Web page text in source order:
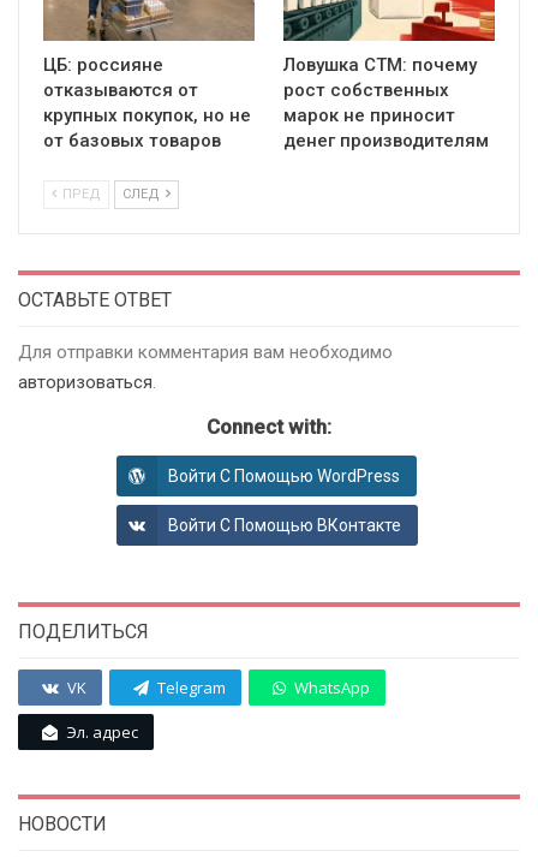
ЦБ: россияне
отказываются от
крупных покупок, но не
от базовых товаров
Ловушка СТМ: почему
рост собственных
марок не приносит
денег производителям
ПРЕД СЛЕД
ОСТАВЬТЕ ОТВЕТ
Для отправки комментария вам необходимо
авторизоваться.
Connect with:
Войти С Помощью WordPress
Войти С Помощью ВКонтакте
ПОДЕЛИТЬСЯ
VK Telegram WhatsApp
Эл. адрес
НОВОСТИ